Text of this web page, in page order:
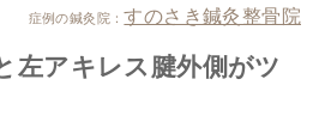
症例の鍼灸院：すのさき鍼灸整骨院
左アキレス腱外側がツ